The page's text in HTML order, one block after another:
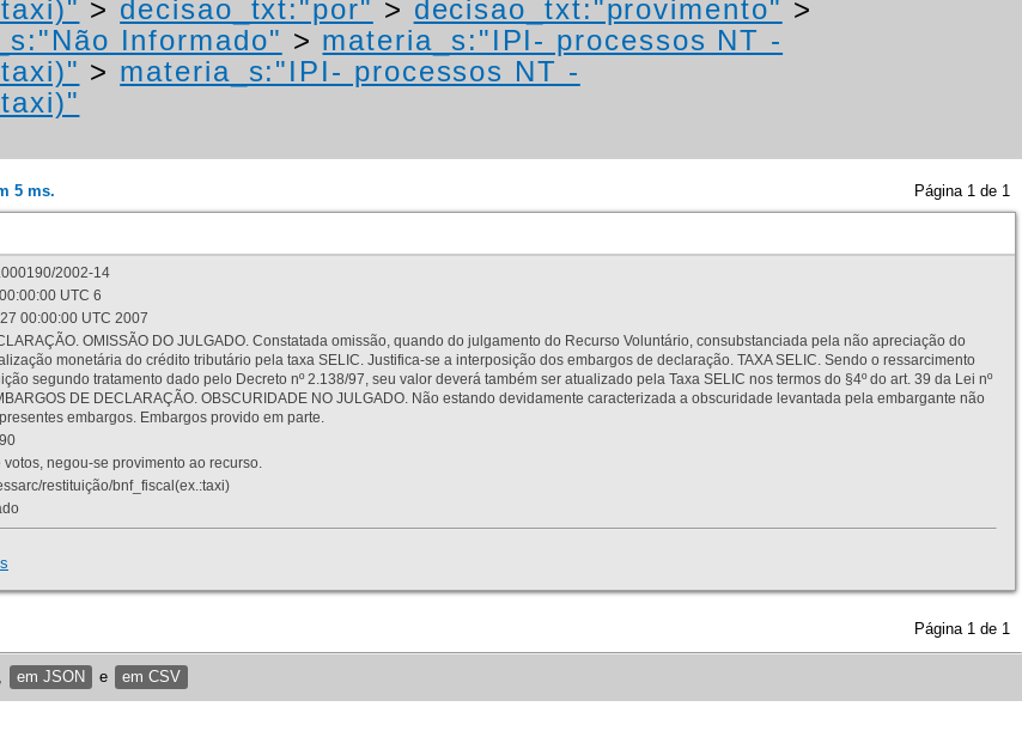
> decisao_txt:"por" > decisao_txt:"provimento" >
Informado" > materia_s:"IPI- processos NT -
> materia_s:"IPI- processos NT -
5 ms. Página 1 de 1
2002-14
UTC 6
00:00:00 UTC 2007
OMISSÃO DO JULGADO. Constatada omissão, quando do julgamento do Recurso Voluntário, consubstanciada pela não apreciação do
monetária do crédito tributário pela taxa SELIC. Justifica-se a interposição dos embargos de declaração. TAXA SELIC. Sendo o ressarcimento
segundo tratamento dado pelo Decreto nº 2.138/97, seu valor deverá também ser atualizado pela Taxa SELIC nos termos do §4º do art. 39 da Lei nº
DE DECLARAÇÃO. OBSCURIDADE NO JULGADO. Não estando devidamente caracterizada a obscuridade levantada pela embargante não
embargos. Embargos provido em parte.
negou-se provimento ao recurso.
restituição/bnf_fiscal(ex.:taxi)
Página 1 de 1
em JSON e em CSV